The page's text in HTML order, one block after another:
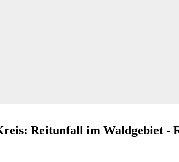
Reitunfall im Waldgebiet -